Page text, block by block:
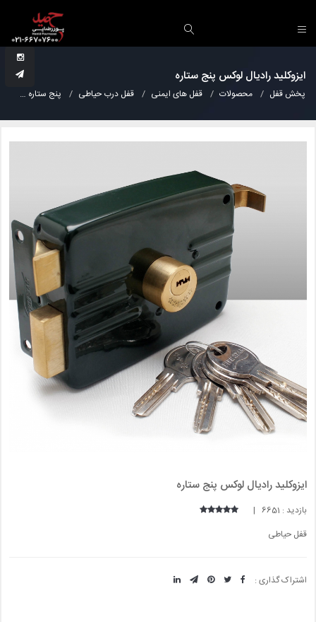
ايزوکليد رادیال لوکس پنج ستاره
پخش قفل محصولات قفل های ایمنی قفل درب حیاطی پنج ستاره
ايزوکليد رادیال لوکس پنج ستاره
بازدید : 6651 |
قفل حیاطی
اشتراک گذاری :